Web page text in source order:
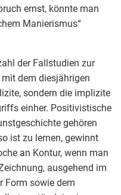
ernst, könnte man
Manierismus“
der Fallstudien zur
dem diesjährigen
sondern die implizite
einher. Positivistische
gehören
ist zu lernen, gewinnt
an Kontur, wenn man
ausgehend im
Form sowie dem